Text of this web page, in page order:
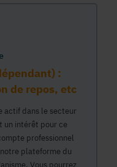
:
de repos, etc
actif dans le secteur
un intérêt pour ce
professionnel
plateforme du
Vous pourrez